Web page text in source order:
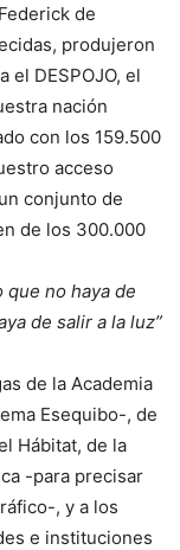
de
produjeron
el DESPOJO, el
nación
con los 159.500
acceso
conjunto de
de los 300.000
que no haya de
de salir a la luz”
de la Academia
Esequibo-, de
Hábitat, de la
-para precisar
, y a los
e instituciones